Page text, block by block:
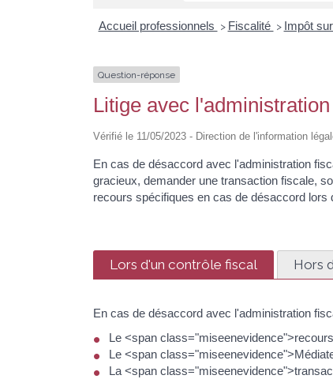
Accueil professionnels > Fiscalité > Impôt
Question-réponse
Litige avec
Vérifié le 11/05/2023 - Direction de l'information
En cas de désaccord avec l'administration
gracieux, demander une transaction fiscale,
recours spécifiques en cas de désaccord lors
Lors d'un contrôle fiscal Hors
En cas de désaccord avec l'administration
Le <span
Le <span
La <span